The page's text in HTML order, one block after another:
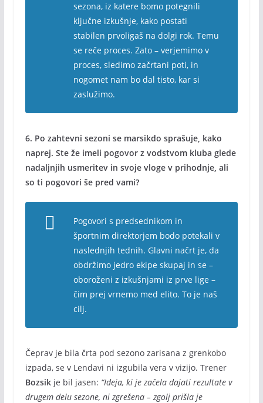
sezona, iz katere bomo potegnili
ključne izkušnje, kako postati
stabilen prvoligaš na dolgi rok. Temu
se reče proces. Zato – verjemimo v
proces, sledimo začrtani poti, in
nogomet nam bo dal tisto, kar si
zaslužimo.
6. Po zahtevni sezoni se marsikdo sprašuje, kako
naprej. Ste že imeli pogovor z vodstvom kluba glede
nadaljnjih usmeritev in svoje vloge v prihodnje, ali
so ti pogovori še pred vami?
Pogovori s predsednikom in
športnim direktorjem bodo potekali v
naslednjih tednih. Glavni načrt je, da
obdržimo jedro ekipe skupaj in se –
oboroženi z izkušnjami iz prve lige –
čim prej vrnemo med elito. To je naš
cilj.
Čeprav je bila črta pod sezono zarisana z grenkobo
izpada, se v Lendavi ni izgubila vera v vizijo. Trener
Bozsikje bil jasen: “Ideja, ki je začela dajati rezultate v
drugem delu sezone, ni zgrešena – zgolj prišla je